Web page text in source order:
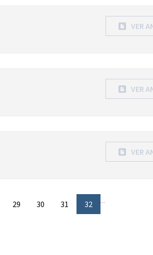
VER
VER
VER
...
29 30 31 32